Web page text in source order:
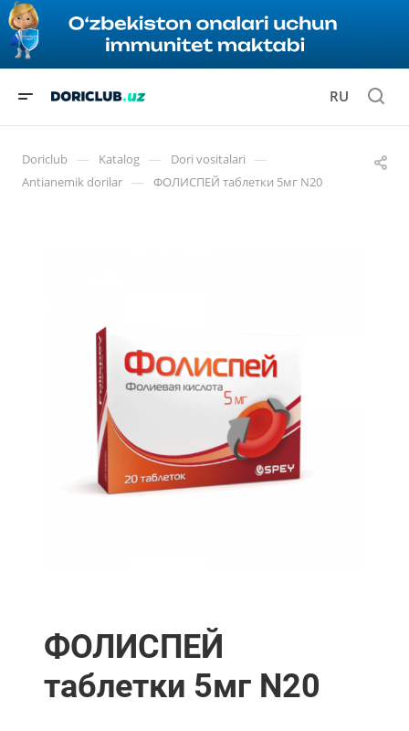
RU
Doriclub — Katalog — Dori vositalari —
Antianemik dorilar — ФОЛИСПЕЙ таблетки 5мг N20
ФОЛИСПЕЙ
таблетки 5мг N20